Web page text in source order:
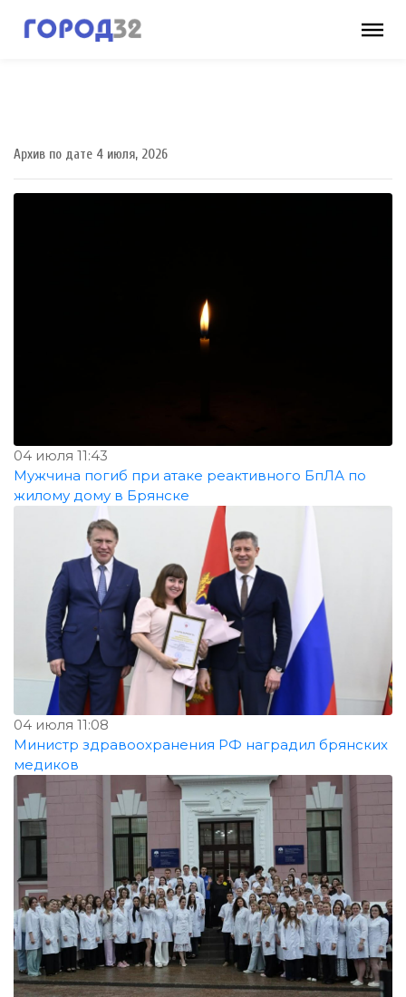
Архив по дате 4 июля, 2026
04 июля 11:43
Мужчина погиб при атаке реактивного БпЛА по
жилому дому в Брянске
04 июля 11:08
Министр здравоохранения РФ наградил брянских
медиков